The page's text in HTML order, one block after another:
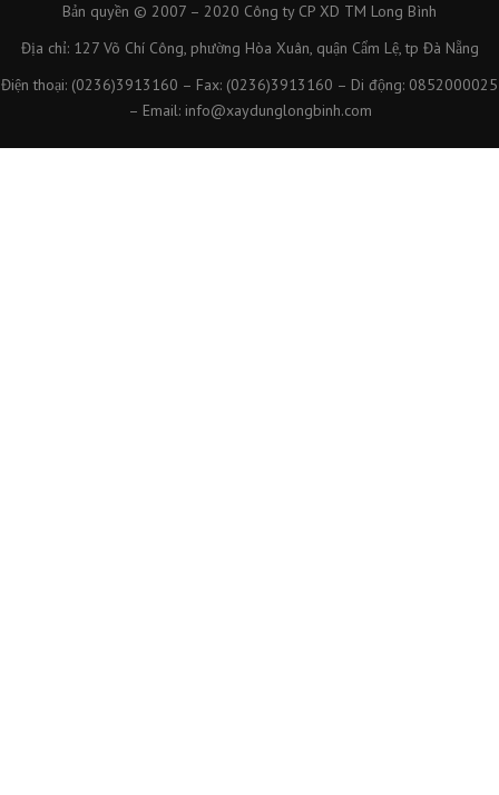
Bản quyền © 2007 – 2020 Công ty CP XD TM Long Bình
Địa chỉ: 127 Võ Chí Công, phường Hòa Xuân, quận Cẩm Lệ, tp Đà Nẵng
Điện thoại: (0236)3913160 – Fax: (0236)3913160 – Di động: 0852000025
– Email: info@xaydunglongbinh.com